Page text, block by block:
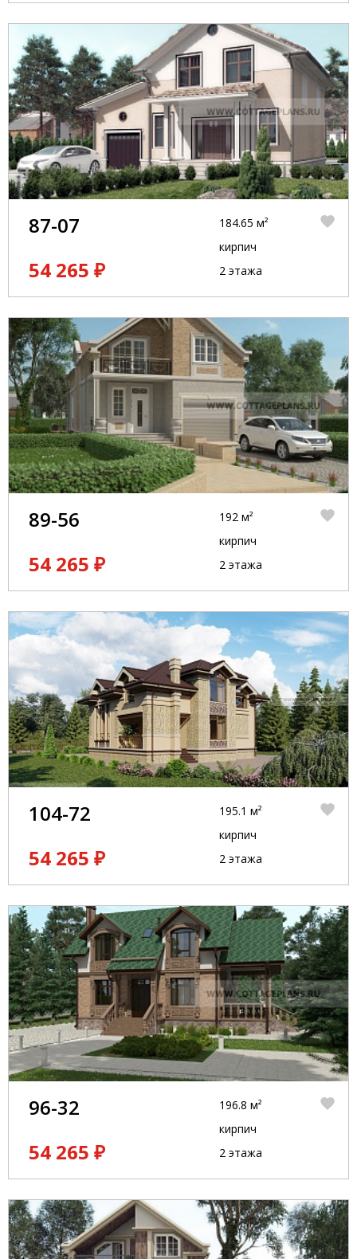
87-07
54 265 ₽
184.65 м²
кирпич
2 этажа
89-56
54 265 ₽
192 м²
кирпич
2 этажа
104-72
54 265 ₽
195.1 м²
кирпич
2 этажа
96-32
54 265 ₽
196.8 м²
кирпич
2 этажа